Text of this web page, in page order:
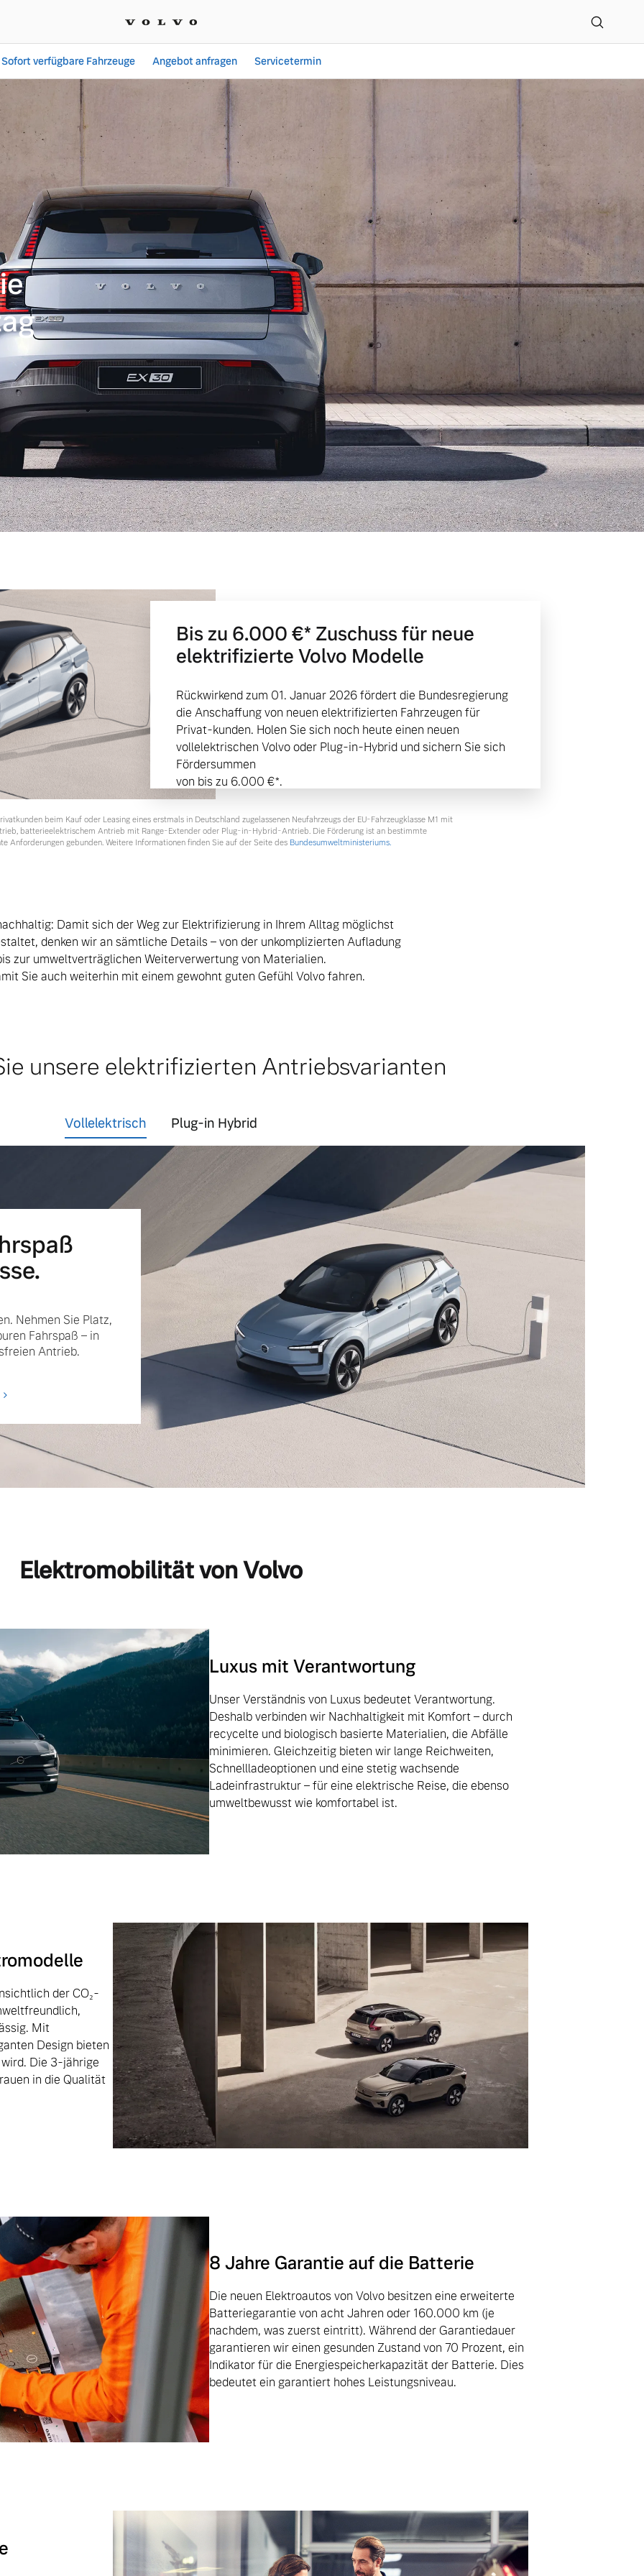
GmbH
Sofort verfügbare Fahrzeuge Angebot anfragen Servicetermin
Bis zu 6.000 €⁠* Zuschuss für neue
elektrifizierte Volvo Modelle
Rückwirkend zum 01. Januar 2026 fördert die Bundesregierung
die Anschaffung von neuen elektrifizierten Fahrzeugen für
Privat-kunden. Holen Sie sich noch heute einen neuen
vollelektrischen Volvo oder Plug-in-Hybrid und sichern Sie sich
Fördersummen
von bis zu 6.000 €⁠*.
beim Kauf oder Leasing eines erstmals in Deutschland zugelassenen Neufahrzeugs der EU-Fahrzeugklasse M1 mit
batterieelektrischem Antrieb mit Range-Extender oder Plug-in-Hybrid-Antrieb. Die Förderung ist an bestimmte
Anforderungen gebunden. Weitere Informationen finden Sie auf der Seite des Bundesumweltministeriums.
Damit sich der Weg zur Elektrifizierung in Ihrem Alltag möglichst
denken wir an sämtliche Details – von der unkomplizierten Aufladung
zur umweltverträglichen Weiterverwertung von Materialien.
Sie auch weiterhin mit einem gewohnt guten Gefühl Volvo fahren.
unsere elektrifizierten Antriebsvarianten
Vollelektrisch Plug-in Hybrid
Nehmen Sie Platz,
Fahrspaß – in
Antrieb.
Elektromobilität von Volvo
Luxus mit Verantwortung
Unser Verständnis von Luxus bedeutet Verantwortung.
Deshalb verbinden wir Nachhaltigkeit mit Komfort – durch
recycelte und biologisch basierte Materialien, die Abfälle
minimieren. Gleichzeitig bieten wir lange Reichweiten,
Schnellladeoptionen und eine stetig wachsende
Ladeinfrastruktur – für eine elektrische Reise, die ebenso
umweltbewusst wie komfortabel ist.
der CO₂-
Mit
Design bieten
Die 3-jährige
in die Qualität
8 Jahre Garantie auf die Batterie
Die neuen Elektroautos von Volvo besitzen eine erweiterte
Batteriegarantie von acht Jahren oder 160.000 km (je
nachdem, was zuerst eintritt). Während der Garantiedauer
garantieren wir einen gesunden Zustand von 70 Prozent, ein
Indikator für die Energiespeicherkapazität der Batterie. Dies
bedeutet ein garantiert hohes Leistungsniveau.